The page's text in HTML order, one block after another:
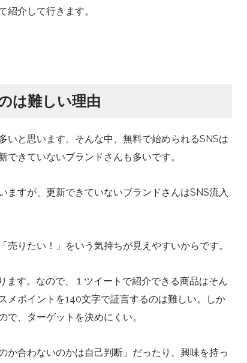
紹介して行きます。
は難しい理由
いと思います。そんな中、無料で始められるSNSは
きていないブランドさんも多いです。
ますが、更新できていないブランドさんはSNS流入
りたい！」をいう気持ちが見えやすいからです。
す。なので、１ツイートで紹介できる商品はそん
メポイントを140文字で証言するのは難しい。しか
で、ターゲットを決めにくい。
か合わないのかは自己判断」だったり、興味を持っ